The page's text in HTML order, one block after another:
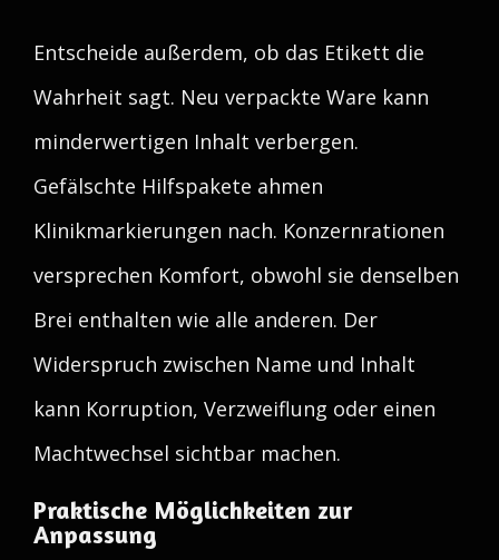
Entscheide außerdem, ob das Etikett die
Wahrheit sagt. Neu verpackte Ware kann
minderwertigen Inhalt verbergen.
Gefälschte Hilfspakete ahmen
Klinikmarkierungen nach. Konzernrationen
versprechen Komfort, obwohl sie denselben
Brei enthalten wie alle anderen. Der
Widerspruch zwischen Name und Inhalt
kann Korruption, Verzweiflung oder einen
Machtwechsel sichtbar machen.
Praktische Möglichkeiten zur
Anpassung